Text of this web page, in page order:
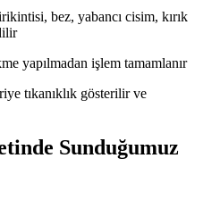
bez, yabancı cisim, kırık
yapılmadan işlem tamamlanır
tıkanıklık gösterilir ve
Sunduğumuz